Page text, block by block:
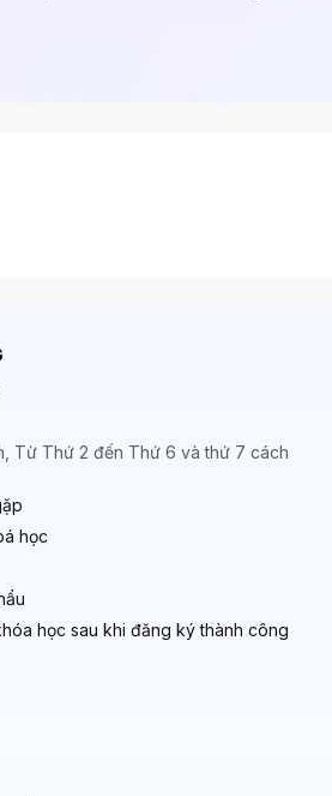
Từ Thứ 2 đến Thứ 6 và thứ 7 cách
học
học sau khi đăng ký thành công